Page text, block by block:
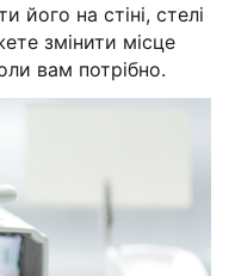
його на стіні, стелі
змінити місце
вам потрібно.